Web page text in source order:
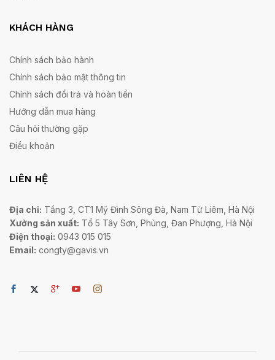
KHÁCH HÀNG
Chính sách bảo hành
Chính sách bảo mật thông tin
Chính sách đổi trả và hoàn tiền
Hướng dẫn mua hàng
Câu hỏi thường gặp
Điều khoản
LIÊN HỆ
Địa chỉ: Tầng 3, CT1 Mỹ Đình Sông Đà, Nam Từ Liêm, Hà Nội
Xưởng sản xuất: Tổ 5 Tây Sơn, Phùng, Đan Phượng, Hà Nội
Điện thoại: 0943 015 015
Email: congty@gavis.vn